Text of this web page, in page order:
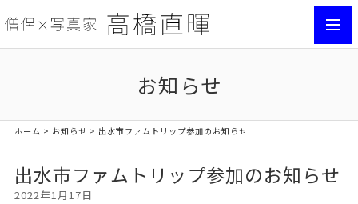
お知らせ
ホーム > お知らせ > 出水市ファムトリップ参加のお知らせ
出水市ファムトリップ参加のお知らせ
2022年1月17日